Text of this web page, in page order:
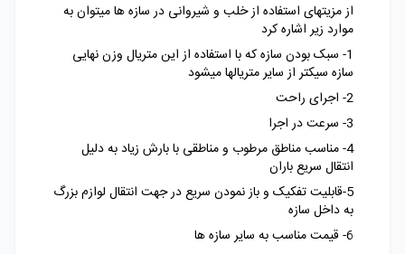
از مزیتهای استفاده از خلب و شیروانی در سازه ها میتوان به
موارد زیر اشاره کرد
1- سبک بودن سازه که با استفاده از این متریال وزن نهایی
سازه سیکتر از سایر متریالها میشود
2- اجرای راحت
3- سرعت در اجرا
4- مناسب مناطق مرطوب و مناطقی با بارش زیاد به دلیل
انتقال سریع باران
5-قابلیت تفکیک و باز نمودن سریع در جهت انتقال لوازم بزرگ
به داخل سازه
6- قیمت مناسب به سایر سازه ها